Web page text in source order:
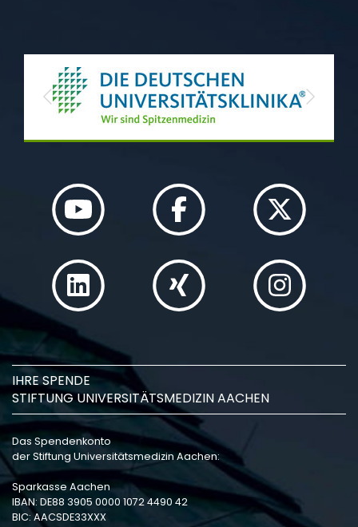
Previous Next
IHRE SPENDE
STIFTUNG UNIVERSITÄTSMEDIZIN AACHEN
Das Spendenkonto
der Stiftung Universitätsmedizin Aachen:
Sparkasse Aachen
IBAN: DE88 3905 0000 1072 4490 42
BIC: AACSDE33XXX